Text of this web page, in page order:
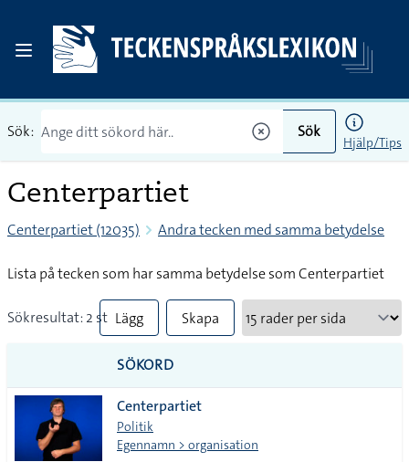
Sök: Sök
Hjälp/Tips
Centerpartiet
Centerpartiet (12035) Andra tecken med samma betydelse
Lista på tecken som har samma betydelse som Centerpartiet
Sökresultat: 2 st Lägg
till
alla i
lista
Skapa
SÖKORD
Centerpartiet
Politik
Egennamn > organisation